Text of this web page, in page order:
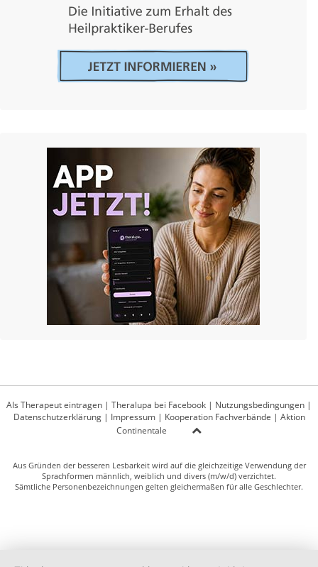
Als Therapeut eintragen | Theralupa bei Facebook | Nutzungsbedingungen |
Datenschutzerklärung| Impressum| Kooperation Fachverbände | Aktion
Continentale
Aus Gründen der besseren Lesbarkeit wird auf die gleichzeitige Verwendung der
Sprachformen männlich, weiblich und divers (m/w/d) verzichtet.
Sämtliche Personenbezeichnungen gelten gleichermaßen für alle Geschlechter.